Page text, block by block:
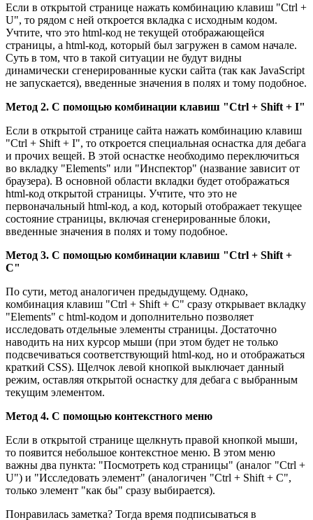
Если в открытой странице нажать комбинацию клавиш "Ctrl +
U", то рядом с ней откроется вкладка с исходным кодом.
Учтите, что это html-код не текущей отображающейся
страницы, а html-код, который был загружен в самом начале.
Суть в том, что в такой ситуации не будут видны
динамически сгенерированные куски сайта (так как JavaScript
не запускается), введенные значения в полях и тому подобное.
Метод 2. С помощью комбинации клавиш "Ctrl + Shift + I"
Если в открытой странице сайта нажать комбинацию клавиш
"Ctrl + Shift + I", то откроется специальная оснастка для дебага
и прочих вещей. В этой оснастке необходимо переключиться
во вкладку "Elements" или "Инспектор" (название зависит от
браузера). В основной области вкладки будет отображаться
html-код открытой страницы. Учтите, что это не
первоначальный html-код, а код, который отображает текущее
состояние страницы, включая сгенерированные блоки,
введенные значения в полях и тому подобное.
Метод 3. С помощью комбинации клавиш "Ctrl + Shift +
C"
По сути, метод аналогичен предыдущему. Однако,
комбинация клавиш "Ctrl + Shift + C" сразу открывает вкладку
"Elements" с html-кодом и дополнительно позволяет
исследовать отдельные элементы страницы. Достаточно
наводить на них курсор мыши (при этом будет не только
подсвечиваться соответствующий html-код, но и отображаться
краткий CSS). Щелчок левой кнопкой выключает данный
режим, оставляя открытой оснастку для дебага с выбранным
текущим элементом.
Метод 4. С помощью контекстного меню
Если в открытой странице щелкнуть правой кнопкой мыши,
то появится небольшое контекстное меню. В этом меню
важны два пункта: "Посмотреть код страницы" (аналог "Ctrl +
U") и "Исследовать элемент" (аналогичен "Ctrl + Shift + C",
только элемент "как бы" сразу выбирается).
Понравилась заметка? Тогда время подписываться в